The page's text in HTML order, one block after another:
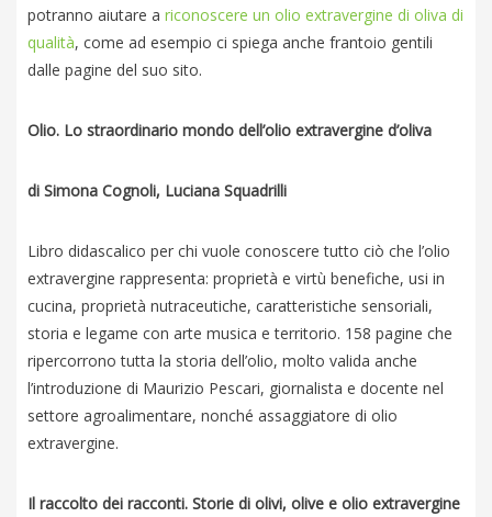
potranno aiutare a riconoscere un olio extravergine di oliva di
qualità, come ad esempio ci spiega anche frantoio gentili
dalle pagine del suo sito.
Olio. Lo straordinario mondo dell’olio extravergine d’oliva
di Simona Cognoli, Luciana Squadrilli
Libro didascalico per chi vuole conoscere tutto ciò che l’olio
extravergine rappresenta: proprietà e virtù benefiche, usi in
cucina, proprietà nutraceutiche, caratteristiche sensoriali,
storia e legame con arte musica e territorio. 158 pagine che
ripercorrono tutta la storia dell’olio, molto valida anche
l’introduzione di Maurizio Pescari, giornalista e docente nel
settore agroalimentare, nonché assaggiatore di olio
extravergine.
Il raccolto dei racconti. Storie di olivi, olive e olio extravergine